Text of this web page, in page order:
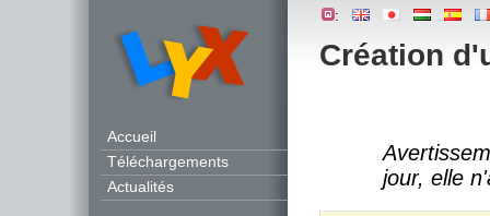
Création
:
Accueil
Téléchargements
Actualités
jour, elle